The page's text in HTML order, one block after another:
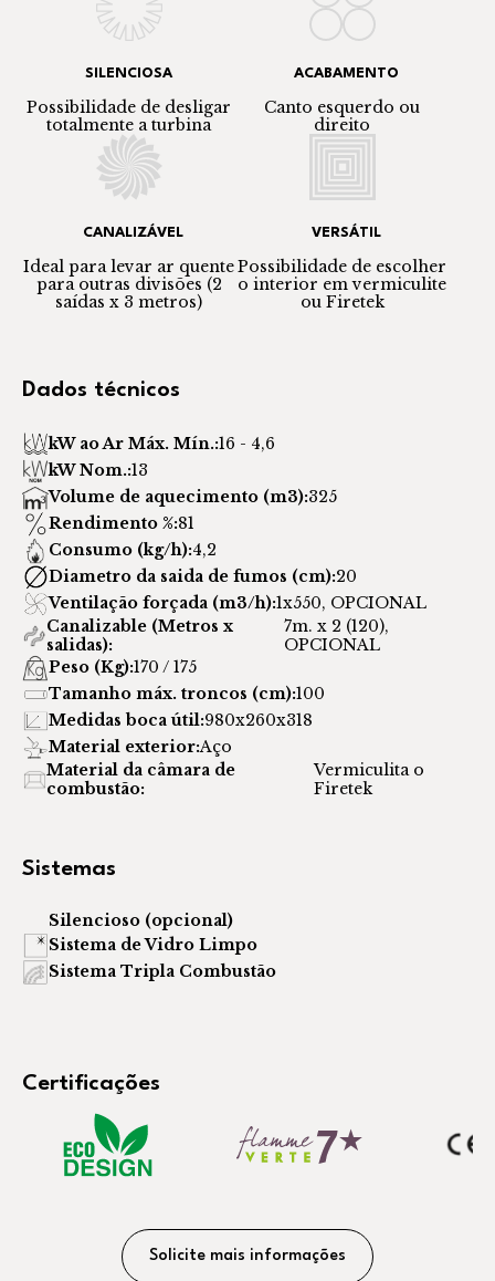
SILENCIOSA
Possibilidade de desligar
totalmente a turbina
ACABAMENTO
Canto esquerdo ou
direito
CANALIZÁVEL
Ideal para levar ar quente
para outras divisões (2
saídas x 3 metros)
VERSÁTIL
Possibilidade de escolher
o interior em vermiculite
ou Firetek
Dados técnicos
kW ao Ar Máx. Mín.:16 - 4,6
kW Nom.:13
Volume de aquecimento (m3):325
Rendimento %:81
Consumo (kg/h):4,2
Diametro da saida de fumos (cm):20
Ventilação forçada (m3/h):1x550, OPCIONAL
Canalizable (Metros x
salidas):
7m. x 2 (120),
OPCIONAL
Peso (Kg):170 / 175
Tamanho máx. troncos (cm):100
Medidas boca útil:980x260x318
Material exterior:Aço
Material da câmara de
combustão:
Vermiculita o
Firetek
Sistemas
Silencioso (opcional)
Sistema de Vidro Limpo
Sistema Tripla Combustão
Certificações
Solicite mais informações